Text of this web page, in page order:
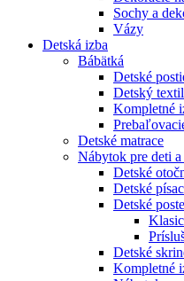
Sochy a
Vázy
Detská izba
Bábätká
Detské
Detský textil
Kompletné
Detské matrace
Nábytok pre deti a
Detské
Detské
Detské
Detské
Kompletné